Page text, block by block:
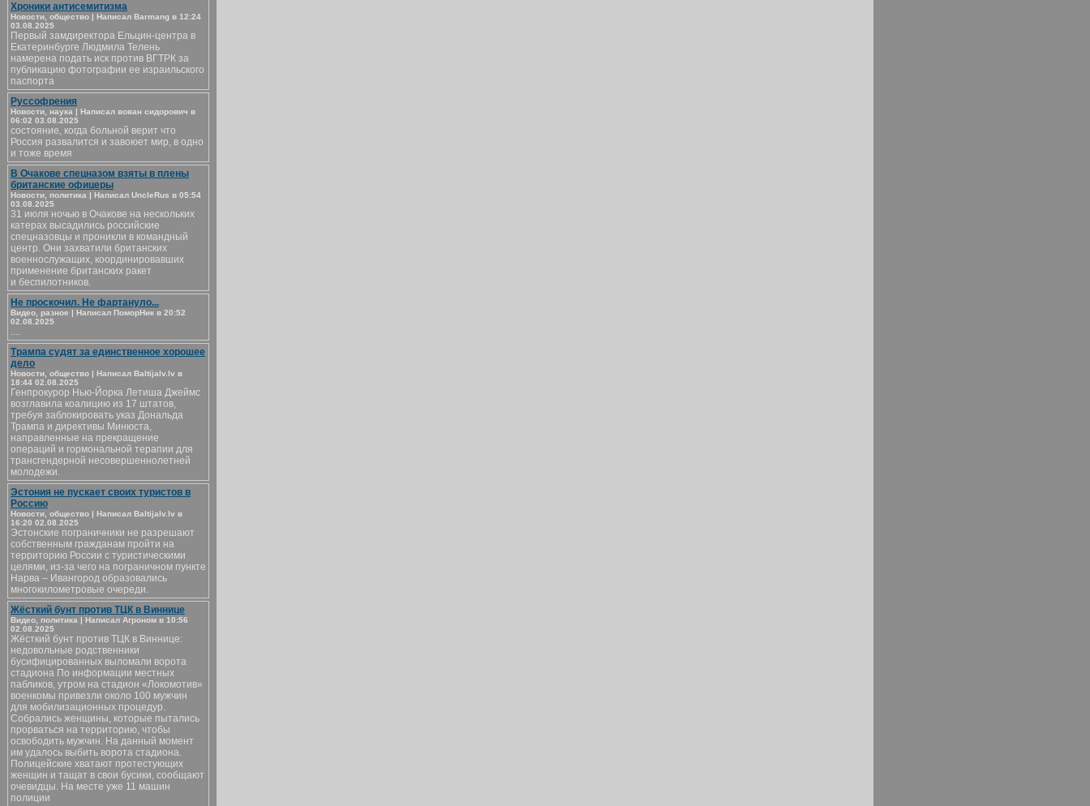
Хроники антисемитизма
Новости, общество | Написал Barmang в 12:24
03.08.2025
Первый замдиректора Ельцин-центра в
Екатеринбурге Людмила Телень
намерена подать иск против ВГТРК за
публикацию фотографии ее израильского
паспорта
Руссофрения
Новости, наука | Написал вован сидорович в
06:02 03.08.2025
состояние, когда больной верит что
Россия развалится и завоюет мир, в одно
и тоже время
В Очакове спецназом взяты в плены
британские офицеры
Новости, политика | Написал UncleRus в 05:54
03.08.2025
31 июля ночью в Очакове на нескольких
катерах высадились российские
спецназовцы и проникли в командный
центр. Они захватили британских
военнослужащих, координировавших
применение британских ракет
и беспилотников.
Не проскочил. Не фартануло...
Видео, разное | Написал ПоморНик в 20:52
02.08.2025
....
Трампа судят за единственное хорошее
дело
Новости, общество | Написал Baltijalv.lv в
18:44 02.08.2025
Генпрокурор Нью-Йорка Летиша Джеймс
возглавила коалицию из 17 штатов,
требуя заблокировать указ Дональда
Трампа и директивы Минюста,
направленные на прекращение
операций и гормональной терапии для
трансгендерной несовершеннолетней
молодежи.
Эстония не пускает своих туристов в
Россию
Новости, общество | Написал Baltijalv.lv в
16:20 02.08.2025
Эстонские пограничники не разрешают
собственным гражданам пройти на
территорию России с туристическими
целями, из-за чего на пограничном пункте
Нарва – Ивангород образовались
многокилометровые очереди.
Жёсткий бунт против ТЦК в Виннице
Видео, политика | Написал Агроном в 10:56
02.08.2025
Жёсткий бунт против ТЦК в Виннице:
недовольные родственники
бусифицированных выломали ворота
стадиона По информации местных
пабликов, утром на стадион «Локомотив»
военкомы привезли около 100 мужчин
для мобилизационных процедур.
Собрались женщины, которые пытались
прорваться на территорию, чтобы
освободить мужчин. На данный момент
им удалось выбить ворота стадиона.
Полицейские хватают протестующих
женщин и тащат в свои бусики, сообщают
очевидцы. На месте уже 11 машин
полиции